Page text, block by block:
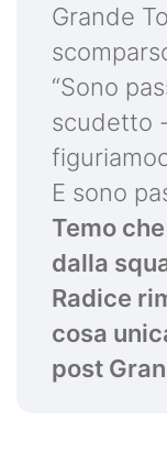
Grande
“Sono
scudetto
E sono
Temo
dalla
Radice
cosa
post